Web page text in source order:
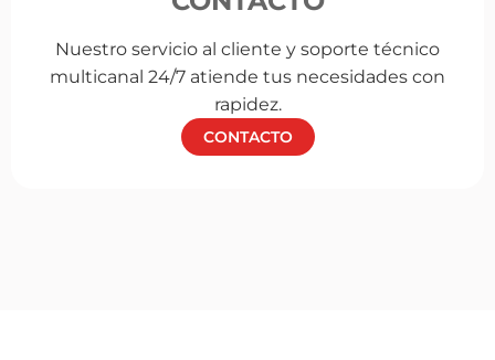
Nuestro servicio al cliente y soporte técnico
multicanal 24/7 atiende tus necesidades con
rapidez.
CONTACTO